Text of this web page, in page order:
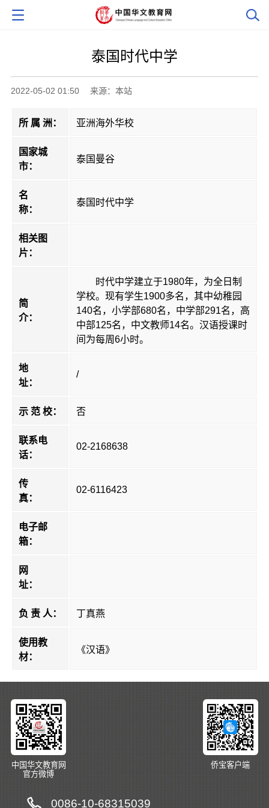
泰国时代中学
2022-05-02 01:50 来源：本站
所 属 洲： 亚洲海外华校
国家城
市：
泰国曼谷
名
称：
泰国时代中学
相关图
片：
简
介：
时代中学建立于1980年，为全日制
学校。现有学生1900多名，其中幼稚园
140名，小学部680名，中学部291名，高
中部125名，中文教师14名。汉语授课时
间为每周6小时。
地
址：
/
示 范 校： 否
联系电
话：
02-2168638
传
真：
02-6116423
电子邮
箱：
网
址：
负 责 人： 丁真燕
使用教
材：
《汉语》
中国华文教育网
官方微博
侨宝客户端
0086-10-68315039